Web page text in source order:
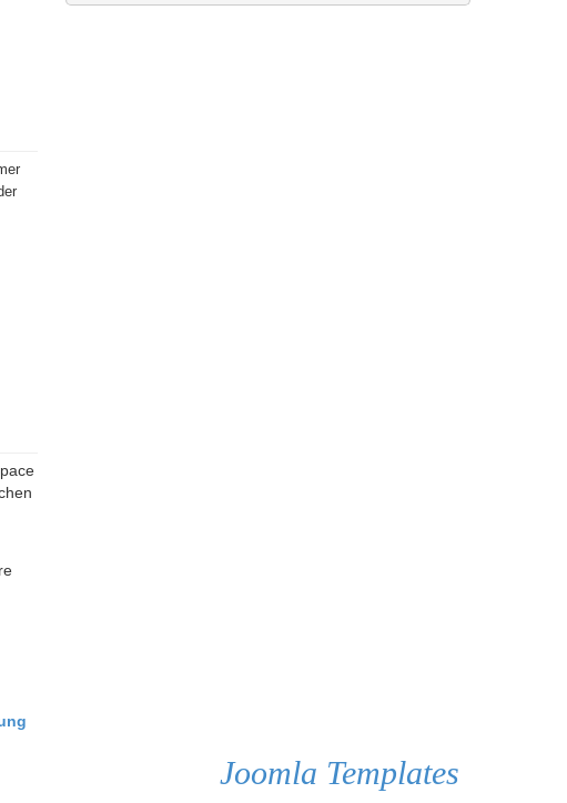
Joomla Templates